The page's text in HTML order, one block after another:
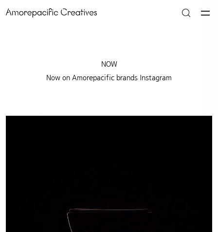
NOW
Now on Amorepacific brands Instagram